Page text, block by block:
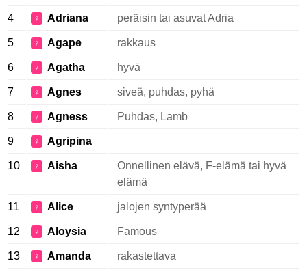
4 ♀ Adriana peräisin tai asuvat Adria
5 ♀ Agape rakkaus
6 ♀ Agatha hyvä
7 ♀ Agnes siveä, puhdas, pyhä
8 ♀ Agness Puhdas, Lamb
9 ♀ Agripina
10 ♀ Aisha
Onnellinen elävä, F-elämä tai hyvä
elämä
11 ♀ Alice jalojen syntyperää
12 ♀ Aloysia Famous
13 ♀ Amanda rakastettava